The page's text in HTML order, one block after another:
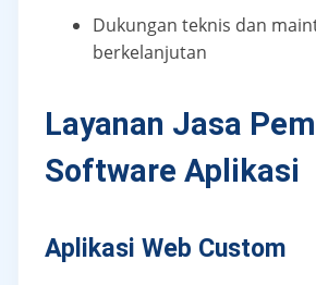
Dukungan teknis dan
berkelanjutan
Layanan Jasa
Software Aplikasi
Aplikasi Web Custom